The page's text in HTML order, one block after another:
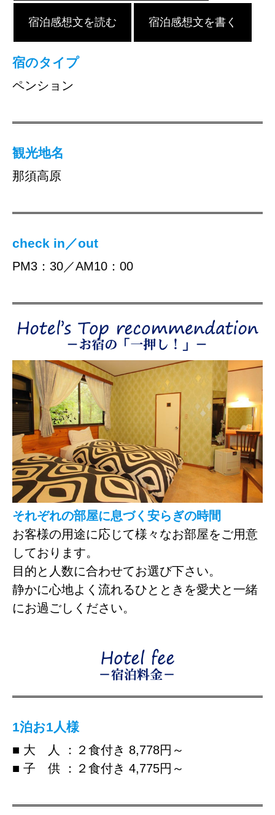
宿泊感想文を読む 宿泊感想文を書く
宿のタイプ
ペンション
観光地名
那須高原
check in／out
PM3：30／AM10：00
それぞれの部屋に息づく安らぎの時間
お客様の用途に応じて様々なお部屋をご用意
しております。
目的と人数に合わせてお選び下さい。
静かに心地よく流れるひとときを愛犬と一緒
にお過ごしください。
1泊お1人様
■ 大 人 ：２食付き 8,778円～
■ 子 供 ：２食付き 4,775円～